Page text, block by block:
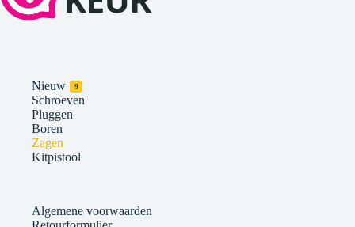
Nieuw 9
Schroeven
Pluggen
Boren
Zagen
Kitpistool
Algemene voorwaarden